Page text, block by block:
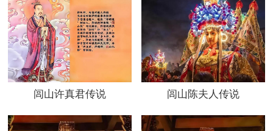
闾山许真君传说 闾山陈夫人传说